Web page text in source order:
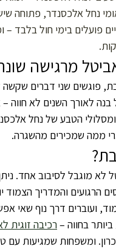
פועלים בימי חול
מרגישה
פוגשים שני דברים
לאורך השנים לא
ומסלולי הטבע של נחל
ממה שמכירים מהשגרה.
לא מוגבל לסיבוב אחד.
הרגועים והמדריך הצמוד
ועוברים דרך נוף שאי
בחווה – רכיבה זוגית
ומשפחות שמגיעות עם